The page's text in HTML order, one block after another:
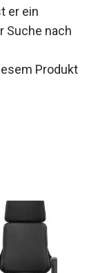
er ein
Suche nach
Produkt